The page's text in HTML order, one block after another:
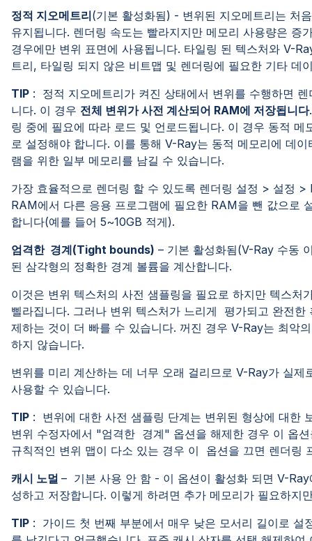
정적 지오메트리(기본 활성화됨) - 변위된 지오메트리는 처
유지됩니다. 렌더링 속도는 빨라지지만 메모리 사용량은
경우에만 변위 표면에 사용됩니다. 타일링 된 텍스처와 V-
트리, 타일링 되지 않은 비트맵 및 렌더링에 필요한 기타
TIP : 정적 지오메트리가 켜진 상태에서 변위를 수행하면
니다. 이 경우 전체 변위가 사전 계산되어 RAM에 저장됩니다
링 중에 필요에 따라 로드 및 언로드됩니다. 이 경우 동적
로 설정해야 합니다. 이를 통해 V-Ray는 동적 메모리에 데
램을 위한 일부 메모리를 남길 수 있습니다.
가장 효율적으로 렌더링 할 수 있도록 렌더링 설정 > 설정
RAM에서 다른 응용 프로그램에 필요한 RAM을 뺀 값으로
합니다(예를 들어 5~10GB 적게).
엄격한 경계(Tight bounds) – 기본 활성화됨(V-Ray 수동
된 삼각형의 정확한 경계 볼륨을 계산합니다.
이것은 변위 텍스처의 사전 샘플링을 필요로 하지만 텍스
삘라집니다. 그러나 변위 텍스처가 느리게 평가되고 완전
제하는 것이 더 빠를 수 있습니다. 꺼진 경우 V-Ray는 최악
하지 않습니다.
변위를 미리 계산하는 데 너무 오래 걸리므로 V-Ray가 실
사용할 수 있습니다.
TIP : 변위에 대한 사전 샘플링 단계는 변위된 형상에 대한
변위 수정자에서 "엄격한 경계" 옵션을 해제한 경우 이 옵
규칙적인 변위 맵이 다소 있는 경우 이 옵션을 끄면 렌더
캐시 노멀 – 기본 사용 안 함 - 이 옵션이 활성화 되면 V-
성하고 저장합니다. 이렇게 하려면 추가 메모리가 필요하지
TIP : 가이드 첫 번째 부분에서 매우 낮은 모서리 길이로 설